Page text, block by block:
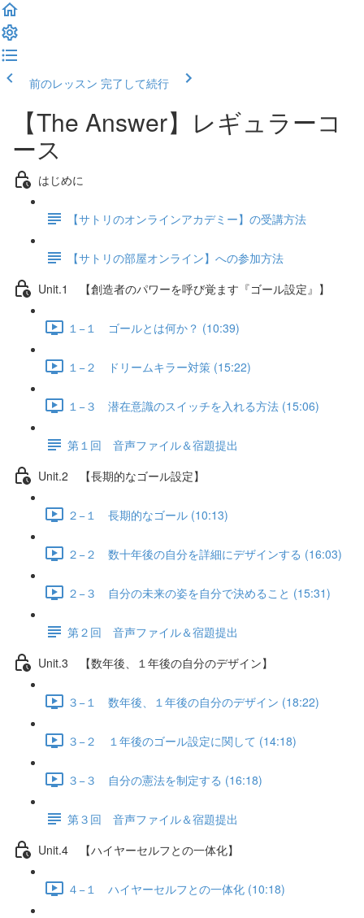
前のレッスン 完了して続行
【The Answer】レギュラーコ
ース
はじめに
【サトリのオンラインアカデミー】の受講方法
【サトリの部屋オンライン】への参加方法
Unit.1 【創造者のパワーを呼び覚ます『ゴール設定』】
１−１ ゴールとは何か？ (10:39)
１−２ ドリームキラー対策 (15:22)
１−３ 潜在意識のスイッチを入れる方法 (15:06)
第１回 音声ファイル＆宿題提出
Unit.2 【長期的なゴール設定】
２−１ 長期的なゴール (10:13)
２−２ 数十年後の自分を詳細にデザインする (16:03)
２−３ 自分の未来の姿を自分で決めること (15:31)
第２回 音声ファイル＆宿題提出
Unit.3 【数年後、１年後の自分のデザイン】
３−１ 数年後、１年後の自分のデザイン (18:22)
３−２ １年後のゴール設定に関して (14:18)
３−３ 自分の憲法を制定する (16:18)
第３回 音声ファイル＆宿題提出
Unit.4 【ハイヤーセルフとの一体化】
４−１ ハイヤーセルフとの一体化 (10:18)